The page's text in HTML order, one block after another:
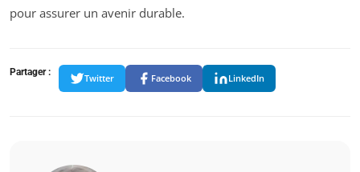
pour assurer un avenir durable.
Partager :
Twitter Facebook LinkedIn